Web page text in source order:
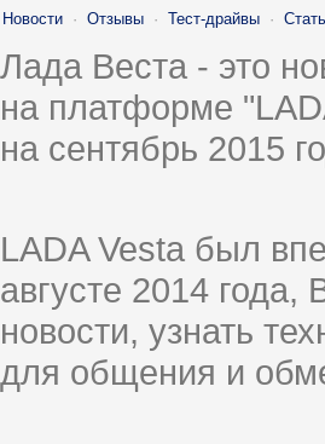
Новости · Отзывы · Тест-драйвы ·
Лада Веста - это
на платформе
на сентябрь 2015
LADA Vesta был
августе 2014
новости, узнать
для общения и